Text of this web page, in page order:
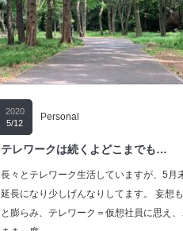
2020
5/12
Personal
テレワークは続くよどこまでも…
長々とテレワーク生活していますが、5月
延長になり少しげんなりしてます。 妄想
と膨らみ、テレワーク＝仮想社員に思え